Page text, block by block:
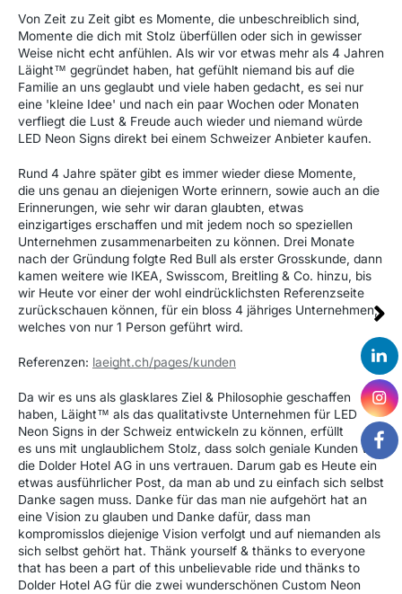
Von Zeit zu Zeit gibt es Momente, die unbeschreiblich sind,
Momente die dich mit Stolz überfüllen oder sich in gewisser
Weise nicht echt anfühlen. Als wir vor etwas mehr als 4 Jahren
Läight™ gegründet haben, hat gefühlt niemand bis auf die
Familie an uns geglaubt und viele haben gedacht, es sei nur
eine 'kleine Idee' und nach ein paar Wochen oder Monaten
verfliegt die Lust & Freude auch wieder und niemand würde
LED Neon Signs direkt bei einem Schweizer Anbieter kaufen.
Rund 4 Jahre später gibt es immer wieder diese Momente,
die uns genau an diejenigen Worte erinnern, sowie auch an die
Erinnerungen, wie sehr wir daran glaubten, etwas
einzigartiges erschaffen und mit jedem noch so speziellen
Unternehmen zusammenarbeiten zu können. Drei Monate
nach der Gründung folgte Red Bull als erster Grosskunde, dann
kamen weitere wie IKEA, Swisscom, Breitling & Co. hinzu, bis
wir Heute vor einer der wohl eindrücklichsten Referenzseite
zurückschauen können, für ein bloss 4 jähriges Unternehmen,
welches von nur 1 Person geführt wird.
Referenzen: laeight.ch/pages/kunden
Da wir es uns als glasklares Ziel & Philosophie geschaffen
haben, Läight™ als das qualitativste Unternehmen für LED
Neon Signs in der Schweiz entwickeln zu können, erfüllt
es uns mit unglaublichem Stolz, dass solch geniale Kunden wie
die Dolder Hotel AG in uns vertrauen. Darum gab es Heute ein
etwas ausführlicher Post, da man ab und zu einfach sich selbst
Danke sagen muss. Danke für das man nie aufgehört hat an
eine Vision zu glauben und Danke dafür, dass man
kompromisslos diejenige Vision verfolgt und auf niemanden als
sich selbst gehört hat. Thänk yourself & thänks to everyone
that has been a part of this unbelievable ride und thänks to
Dolder Hotel AG für die zwei wunderschönen Custom Neon